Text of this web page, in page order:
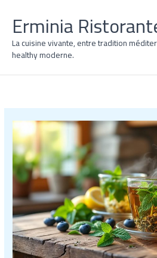
contenuErminia
La cuisine vivante, entre tradition
healthy moderne.